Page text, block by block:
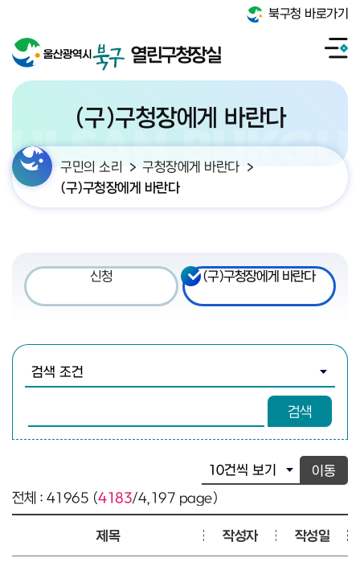
북구청 바로가기
열린구청장실
(구)구청장에게 바란다
구민의 소리
구청장에게 바란다
(구)구청장에게 바란다
신청 (구)구청장에게 바란다
검색
이동
전체 : 41965 (4183/4,197 page)
제목 작성자 작성일